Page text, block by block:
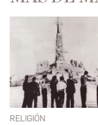
RELIGIÓN